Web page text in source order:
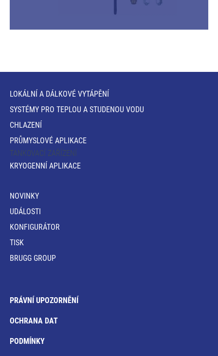
LOKÁLNÍ A DÁLKOVÉ VYTÁPĚNÍ
SYSTÉMY PRO TEPLOU A STUDENOU VODU
CHLAZENÍ
PRŮMYSLOVÉ APLIKACE
TANKOVACÍ ZAŘÍZENÍ
KRYOGENNÍ APLIKACE
NOVINKY
UDÁLOSTI
KONFIGURÁTOR
TISK
BRUGG GROUP
PRÁVNÍ UPOZORNĚNÍ
OCHRANA DAT
PODMÍNKY